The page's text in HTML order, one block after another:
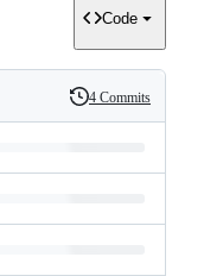
Code
History
4 Commits